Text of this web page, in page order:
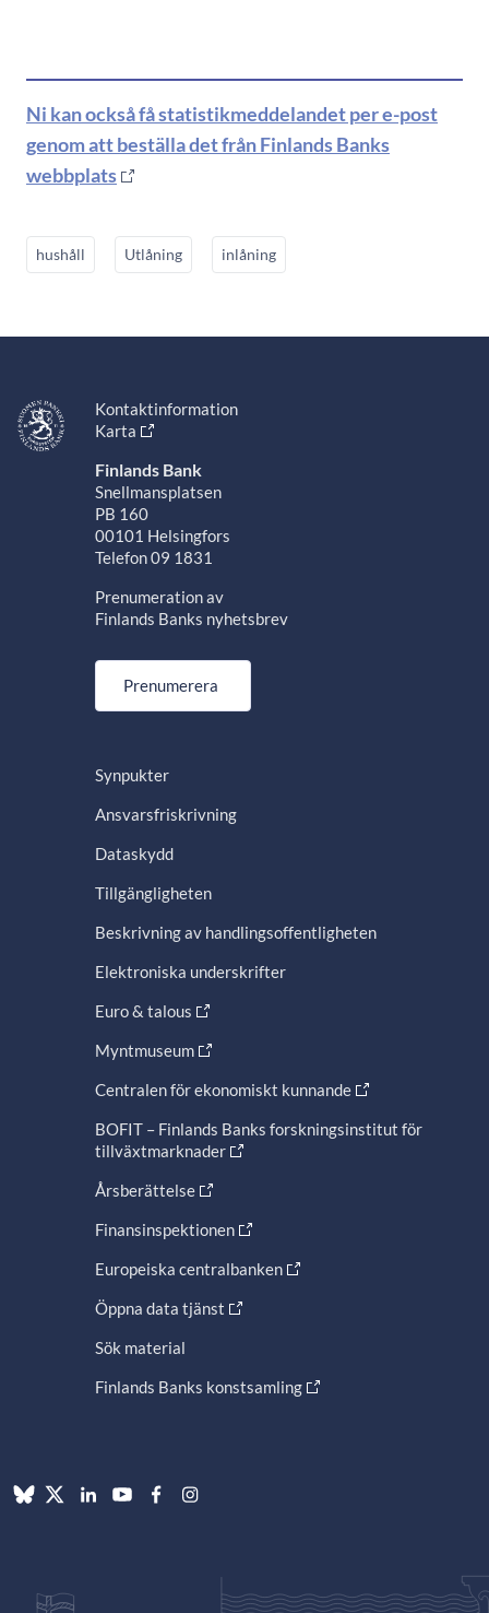
Ni kan också få statistikmeddelandet per e-post
genom att beställa det från Finlands Banks
webbplats
hushåll Utlåning inlåning
Kontaktinformation
Karta
Finlands Bank
Snellmansplatsen
PB 160
00101 Helsingfors
Telefon 09 1831
Prenumeration av
Finlands Banks nyhetsbrev
Prenumerera
Synpukter
Ansvarsfriskrivning
Dataskydd
Tillgängligheten
Beskrivning av handlingsoffentligheten
Elektroniska underskrifter
Euro & talous
Myntmuseum
Centralen för ekonomiskt kunnande
BOFIT – Finlands Banks forskningsinstitut för
tillväxtmarknader
Årsberättelse
Finansinspektionen
Europeiska centralbanken
Öppna data tjänst
Sök material
Finlands Banks konstsamling